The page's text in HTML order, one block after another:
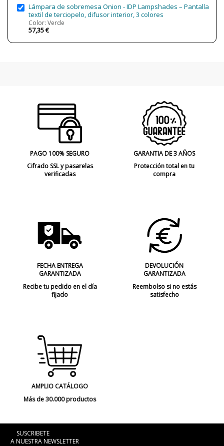
Potencia en Vatios
11W
Temperatura de Color
CRI (LED)
Certificados
Adecuado para zonas de playa
Tipo de Lámpara
Lámparas de Pie
Lámpara de sobremesa Onion - IDP Lampshades – Pantalla
textil de terciopelo, difusor interior, 3 colores
Color: Verde
57,35 €
PAGO 100% SEGURO
Cifrado SSL y pasarelas
verificadas
GARANTIA DE 3 AÑOS
Protección total en tu
compra
FECHA ENTREGA
GARANTIZADA
Recibe tu pedido en el día
fijado
DEVOLUCIÓN
GARANTIZADA
Reembolso si no estás
satisfecho
AMPLIO CATÁLOGO
Más de 30.000 productos
SUSCRIBETE
A NUESTRA NEWSLETTER